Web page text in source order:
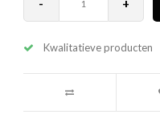
- +
Kwalitatieve producten